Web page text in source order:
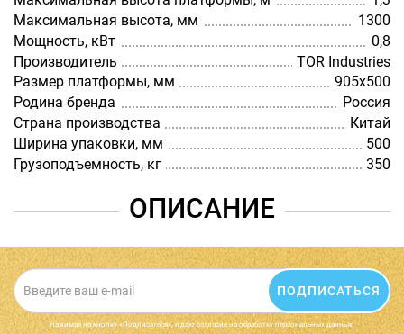
Максимальная высота, мм
1300
Мощность, кВт
0,8
Производитель
TOR Industries
Размер платформы, мм
905х500
Родина бренда
Россия
Страна производства
Китай
Ширина упаковки, мм
500
Грузоподъемность, кг
350
ОПИСАНИЕ
ПОДПИСАТЬСЯ
Нажимая на кнопку «Подписаться», я даю cогласие на обработку персональных данных.